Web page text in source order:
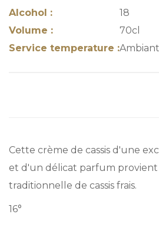
Alcohol :
18
Volume :
70cl
Service temperature :
Cette crème de cassis d'une
et d'un délicat parfum provient
traditionnelle de cassis frais.
16°